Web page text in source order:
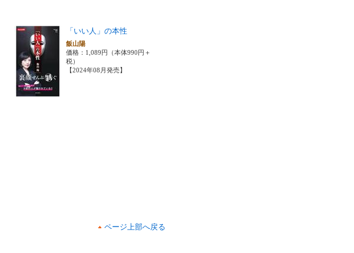
「いい人」の本性
飯山陽
価格：1,089円（本体990円＋
税）
【2024年08月発売】
ページ上部へ戻る